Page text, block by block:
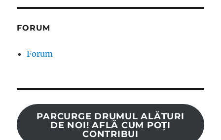
FORUM
Forum
PARCURGE DRUMUL ALĂTURI
DE NOI! AFLĂ CUM POȚI
CONTRIBUI